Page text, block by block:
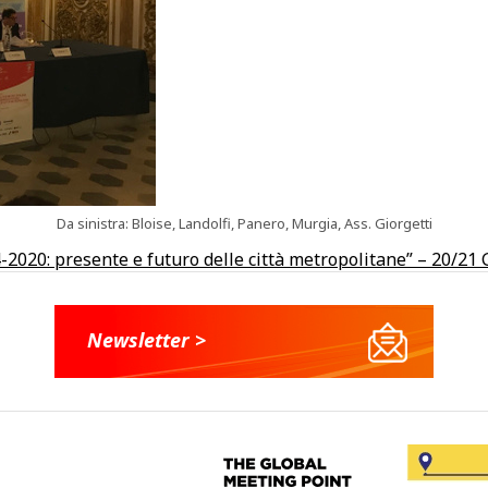
Da sinistra: Bloise, Landolfi, Panero, Murgia, Ass. Giorgetti
2020: presente e futuro delle città metropolitane” – 20/21
Newsletter >